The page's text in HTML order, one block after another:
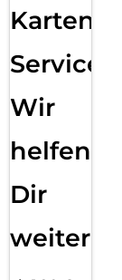
Karten
Service:
Wir
helfen
Dir
weiter